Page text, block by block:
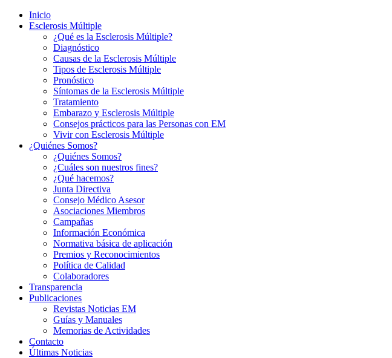
Inicio
Esclerosis Múltiple
¿Qué es la Esclerosis Múltiple?
Diagnóstico
Causas de la Esclerosis Múltiple
Tipos de Esclerosis Múltiple
Pronóstico
Síntomas de la Esclerosis Múltiple
Tratamiento
Embarazo y Esclerosis Múltiple
Consejos prácticos para las Personas con EM
Vivir con Esclerosis Múltiple
¿Quiénes Somos?
¿Quiénes Somos?
¿Cuáles son nuestros fines?
¿Qué hacemos?
Junta Directiva
Consejo Médico Asesor
Asociaciones Miembros
Campañas
Información Económica
Normativa básica de aplicación
Premios y Reconocimientos
Política de Calidad
Colaboradores
Transparencia
Publicaciones
Revistas Noticias EM
Guías y Manuales
Memorias de Actividades
Contacto
Últimas Noticias